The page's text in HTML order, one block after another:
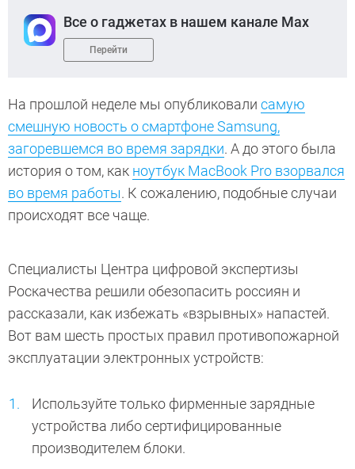
Все о гаджетах в нашем канале Max
Перейти
На прошлой неделе мы опубликовали самую
смешную новость о смартфоне Samsung,
загоревшемся во время зарядки. А до этого была
история о том, как ноутбук MacBook Pro взорвался
во время работы. К сожалению, подобные случаи
происходят все чаще.
Специалисты Центра цифровой экспертизы
Роскачества решили обезопасить россиян и
рассказали, как избежать «взрывных» напастей.
Вот вам шесть простых правил противопожарной
эксплуатации электронных устройств:
Используйте только фирменные зарядные
устройства либо сертифицированные
производителем блоки.